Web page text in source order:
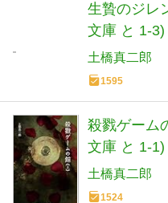
生贄のジレ
文庫 と 1-3)
土橋真二郎
1595
殺戮ゲーム
文庫 と 1-1)
土橋真二郎
1524